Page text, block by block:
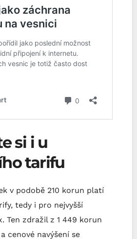
si i u
tarifu
v podobě 210 korun platí
tedy i pro nejvyšší
Ten zdražil z 1 449 korun
cenové navýšení se